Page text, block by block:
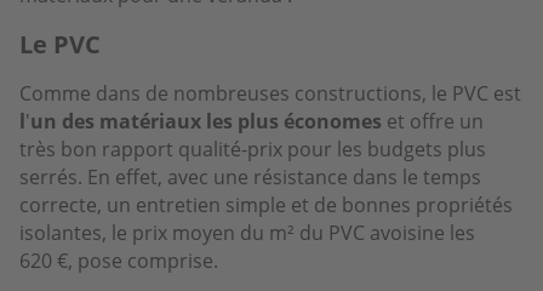
Le PVC
Comme dans de nombreuses constructions, le PVC est
l'un des matériaux les plus économes et offre un
très bon rapport qualité-prix pour les budgets plus
serrés. En effet, avec une résistance dans le temps
correcte, un entretien simple et de bonnes propriétés
isolantes, le prix moyen du m² du PVC avoisine les
620 €, pose comprise.